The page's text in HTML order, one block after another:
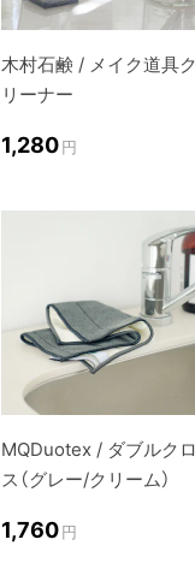
木村石鹸 / メイク道具ク
リーナー
1,280円
MQDuotex / ダブルクロ
ス（グレー/クリーム）
1,760円